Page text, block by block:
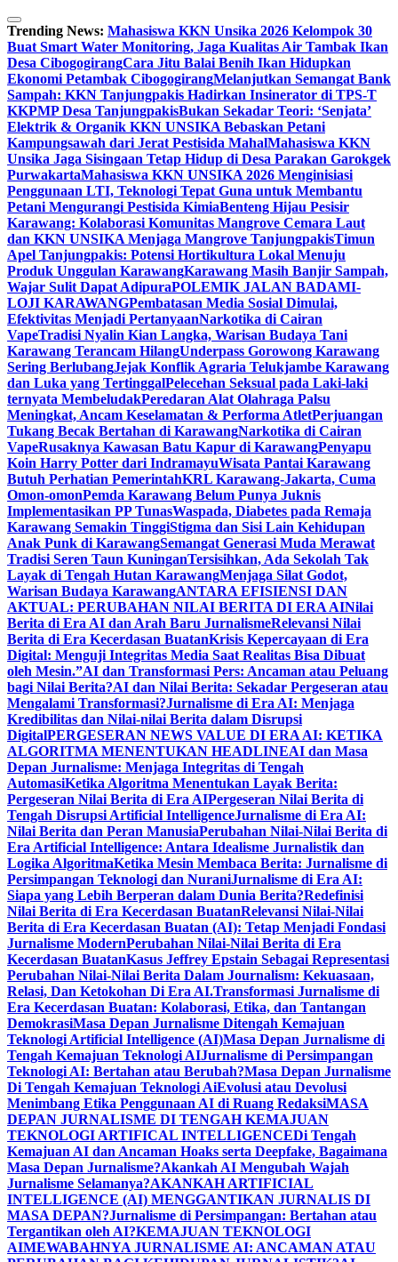
Skip
to
content
Trending News: Mahasiswa KKN Unsika 2026 Kelompok 30
Buat Smart Water Monitoring, Jaga Kualitas Air Tambak Ikan
Desa CibogogirangCara Jitu Balai Benih Ikan Hidupkan
Ekonomi Petambak CibogogirangMelanjutkan Semangat Bank
Sampah: KKN Tanjungpakis Hadirkan Insinerator di TPS-T
KKPMP Desa TanjungpakisBukan Sekadar Teori: ‘Senjata’
Elektrik & Organik KKN UNSIKA Bebaskan Petani
Kampungsawah dari Jerat Pestisida MahalMahasiswa KKN
Unsika Jaga Sisingaan Tetap Hidup di Desa Parakan Garokgek
PurwakartaMahasiswa KKN UNSIKA 2026 Menginisiasi
Penggunaan LTI, Teknologi Tepat Guna untuk Membantu
Petani Mengurangi Pestisida KimiaBenteng Hijau Pesisir
Karawang: Kolaborasi Komunitas Mangrove Cemara Laut
dan KKN UNSIKA Menjaga Mangrove TanjungpakisTimun
Apel Tanjungpakis: Potensi Hortikultura Lokal Menuju
Produk Unggulan KarawangKarawang Masih Banjir Sampah,
Wajar Sulit Dapat AdipuraPOLEMIK JALAN BADAMI-
LOJI KARAWANGPembatasan Media Sosial Dimulai,
Efektivitas Menjadi PertanyaanNarkotika di Cairan
VapeTradisi Nyalin Kian Langka, Warisan Budaya Tani
Karawang Terancam HilangUnderpass Gorowong Karawang
Sering BerlubangJejak Konflik Agraria Telukjambe Karawang
dan Luka yang TertinggalPelecehan Seksual pada Laki-laki
ternyata MembeludakPeredaran Alat Olahraga Palsu
Meningkat, Ancam Keselamatan & Performa AtletPerjuangan
Tukang Becak Bertahan di KarawangNarkotika di Cairan
VapeRusaknya Kawasan Batu Kapur di KarawangPenyapu
Koin Harry Potter dari IndramayuWisata Pantai Karawang
Butuh Perhatian PemerintahKRL Karawang-Jakarta, Cuma
Omon-omonPemda Karawang Belum Punya Juknis
Implementasikan PP TunasWaspada, Diabetes pada Remaja
Karawang Semakin TinggiStigma dan Sisi Lain Kehidupan
Anak Punk di KarawangSemangat Generasi Muda Merawat
Tradisi Seren Taun KuninganTersisihkan, Ada Sekolah Tak
Layak di Tengah Hutan KarawangMenjaga Silat Godot,
Warisan Budaya KarawangANTARA EFISIENSI DAN
AKTUAL: PERUBAHAN NILAI BERITA DI ERA AINilai
Berita di Era AI dan Arah Baru JurnalismeRelevansi Nilai
Berita di Era Kecerdasan BuatanKrisis Kepercayaan di Era
Digital: Menguji Integritas Media Saat Realitas Bisa Dibuat
oleh Mesin.”AI dan Transformasi Pers: Ancaman atau Peluang
bagi Nilai Berita?AI dan Nilai Berita: Sekadar Pergeseran atau
Mengalami Transformasi?Jurnalisme di Era AI: Menjaga
Kredibilitas dan Nilai-nilai Berita dalam Disrupsi
DigitalPERGESERAN NEWS VALUE DI ERA AI: KETIKA
ALGORITMA MENENTUKAN HEADLINEAI dan Masa
Depan Jurnalisme: Menjaga Integritas di Tengah
AutomasiKetika Algoritma Menentukan Layak Berita:
Pergeseran Nilai Berita di Era AIPergeseran Nilai Berita di
Tengah Disrupsi Artificial IntelligenceJurnalisme di Era AI:
Nilai Berita dan Peran ManusiaPerubahan Nilai-Nilai Berita di
Era Artificial Intelligence: Antara Idealisme Jurnalistik dan
Logika AlgoritmaKetika Mesin Membaca Berita: Jurnalisme di
Persimpangan Teknologi dan NuraniJurnalisme di Era AI:
Siapa yang Lebih Berperan dalam Dunia Berita?Redefinisi
Nilai Berita di Era Kecerdasan BuatanRelevansi Nilai-Nilai
Berita di Era Kecerdasan Buatan (AI): Tetap Menjadi Fondasi
Jurnalisme ModernPerubahan Nilai-Nilai Berita di Era
Kecerdasan BuatanKasus Jeffrey Epstain Sebagai Representasi
Perubahan Nilai-Nilai Berita Dalam Journalism: Kekuasaan,
Relasi, Dan Ketokohan Di Era AI.Transformasi Jurnalisme di
Era Kecerdasan Buatan: Kolaborasi, Etika, dan Tantangan
DemokrasiMasa Depan Jurnalisme Ditengah Kemajuan
Teknologi Artificial Intelligence (AI)Masa Depan Jurnalisme di
Tengah Kemajuan Teknologi AIJurnalisme di Persimpangan
Teknologi AI: Bertahan atau Berubah?Masa Depan Jurnalisme
Di Tengah Kemajuan Teknologi AiEvolusi atau Devolusi
Menimbang Etika Penggunaan AI di Ruang RedaksiMASA
DEPAN JURNALISME DI TENGAH KEMAJUAN
TEKNOLOGI ARTIFICAL INTELLIGENCEDi Tengah
Kemajuan AI dan Ancaman Hoaks serta Deepfake, Bagaimana
Masa Depan Jurnalisme?Akankah AI Mengubah Wajah
Jurnalisme Selamanya?AKANKAH ARTIFICIAL
INTELLIGENCE (AI) MENGGANTIKAN JURNALIS DI
MASA DEPAN?Jurnalisme di Persimpangan: Bertahan atau
Tergantikan oleh AI?KEMAJUAN TEKNOLOGI
AIMEWABAHNYA JURNALISME AI: ANCAMAN ATAU